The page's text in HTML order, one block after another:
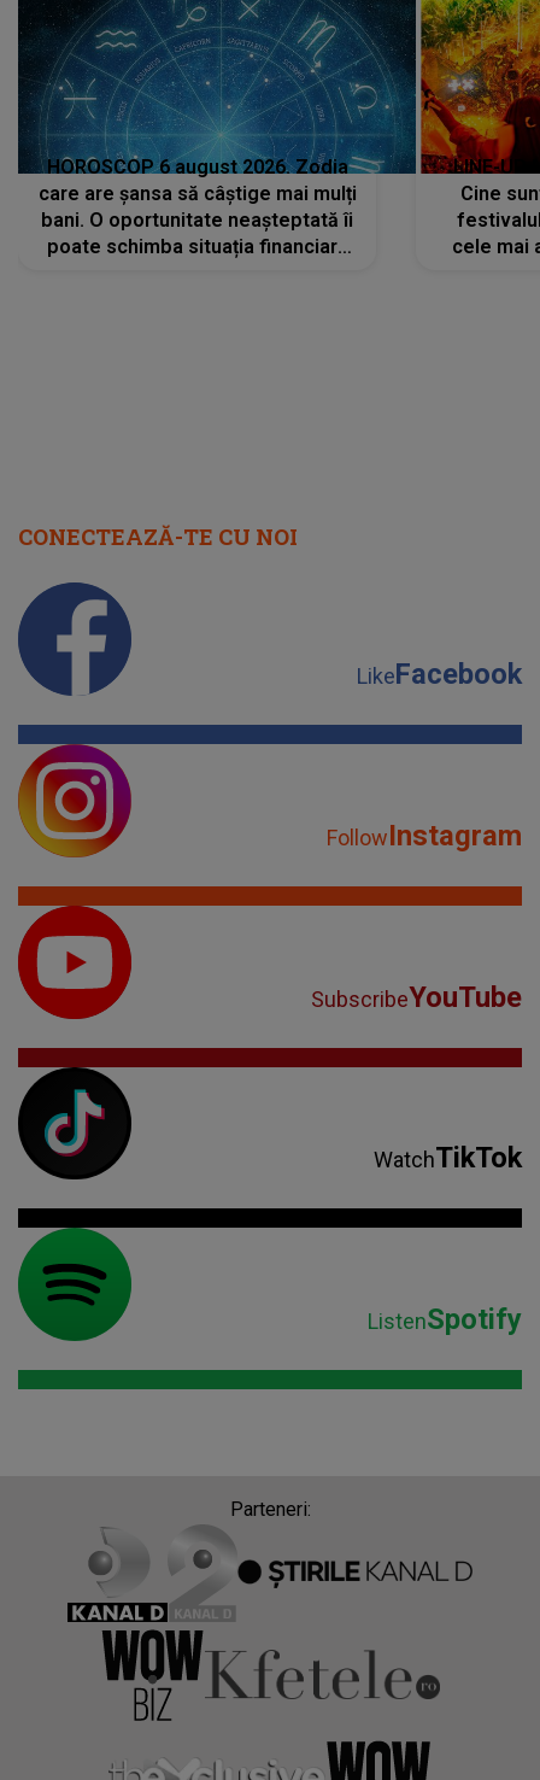
HOROSCOP 6 august 2026. Zodia
care are șansa să câștige mai mulți
bani. O oportunitate neașteptată îi
poate schimba situația financiară
LINE-UP
Cine
cele mai
CONECTEAZĂ-TE CU NOI
LikeFacebook
FollowInstagram
SubscribeYouTube
WatchTikTok
ListenSpotify
Parteneri: